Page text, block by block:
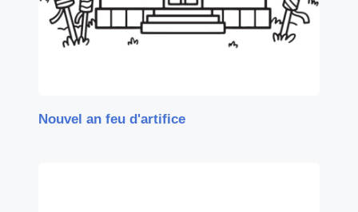
Nouvel an feu d'artifice